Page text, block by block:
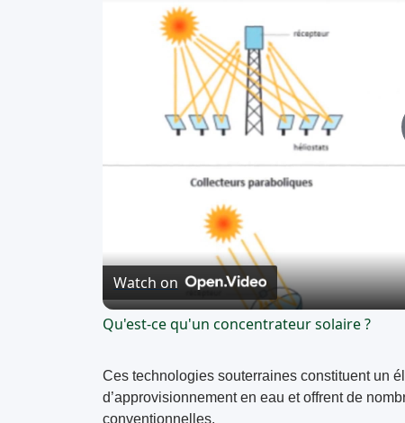
Watch on
Qu'est-ce qu'un concentrateur solaire ?
Ces technologies souterraines constituent un
d’approvisionnement en eau et offrent de
conventionnelles.